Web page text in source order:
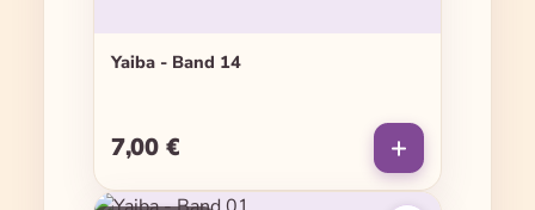
Yaiba - Band 14
Regulärer Preis:
7,00 €